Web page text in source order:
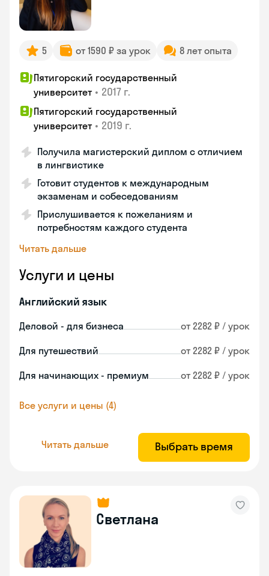
5 от 1590 ₽ за урок 8 лет опыта
Пятигорский государственный
университет • 2017 г.
Пятигорский государственный
университет • 2019 г.
Получила магистерский диплом с отличием
в лингвистике
Готовит студентов к международным
экзаменам и собеседованиям
Прислушивается к пожеланиям и
потребностям каждого студента
Читать дальше
Услуги и цены
Английский язык
Деловой - для бизнеса от 2282 ₽ / урок
Для путешествий от 2282 ₽ / урок
Для начинающих - премиум от 2282 ₽ / урок
Все услуги и цены (4)
Читать дальше Выбрать время
Светлана